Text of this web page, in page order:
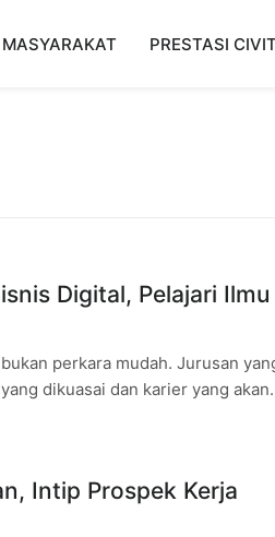
PRESTASI
Digital, Pelajari Ilmu
perkara mudah. Jurusan
dikuasai dan karier yang akan
Intip Prospek Kerja